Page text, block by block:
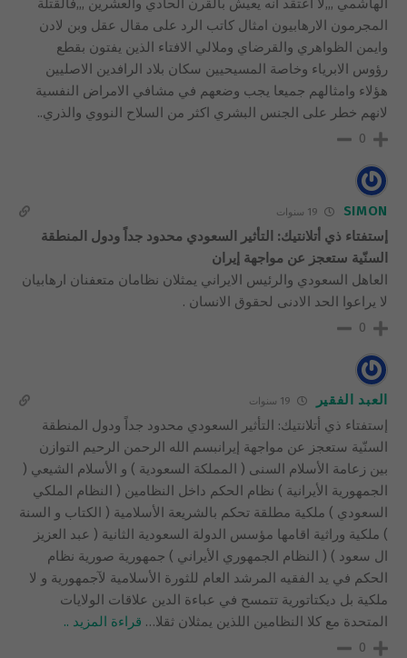
الهاشمي ,,,لا اعتقد انه يعيش بالقرن الحادي والعشرين ,,,فالقتلة
المجرمون الارهابيون امثال كاتب الرد على مقال عقل وبن لادن
وايمن الظواهري والقرضاي وملالي الافتاء الذين يفتون بقطع
رؤوس الابرياء وخاصة المسيحيين سكان بلاد الرافدين الاصليين
هؤلاء وامثالهم جميعا يجب وضعهم في مشافي الامراض النفسية
لانهم خطر على الجنس البشري اكثر من السلاح النووي والذري..
0
SIMON
إستفتاء ذي أتلانتيك: التأثير السعودي محدود جداً ودول المنطقة
السنّية ستعجز عن مواجهة إيران
العاهل السعودي والرئيس الايراني يمثلان نظامان متعفنان ارهابيان
لا يراعوا الحد الادنى لحقوق الانسان .
0
العبد الفقير
إستفتاء ذي أتلانتيك: التأثير السعودي محدود جداً ودول المنطقة
السنّية ستعجز عن مواجهة إيرانبسم الله الرحمن الرحيم التوازن
بين زعامة الأسلام السنى ( المملكة السعودية ) و الأسلام الشيعي (
الجمهورية الأيرانية ) نظام الحكم داخل النظامين ( النظام الملكي
السعودي ) ملكية مطلقة تحكم بالشريعة الأسلامية ( الكتاب و السنة
) ملكية وراثية اقامها مؤسس الدولة السعودية الثانية ( عبد العزيز
ال سعود ) ( النظام الجمهوري الأيراني ) جمهورية صورية نظام
الحكم في يد الفقيه المرشد العام للثورة الأسلامية لآجمهورية و لا
ملكية بل ديكتاتورية تتمسح في عباءة الدين علاقات الولايات
المتحدة مع كلا النظامين اللذين يمثلان ثقلا… قراءة المزيد ..
0